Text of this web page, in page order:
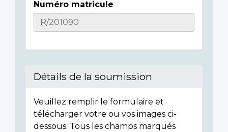
Numéro matricule
Détails de la soumission
Veuillez remplir le formulaire et
télécharger votre ou vos images ci-
dessous. Tous les champs marqués